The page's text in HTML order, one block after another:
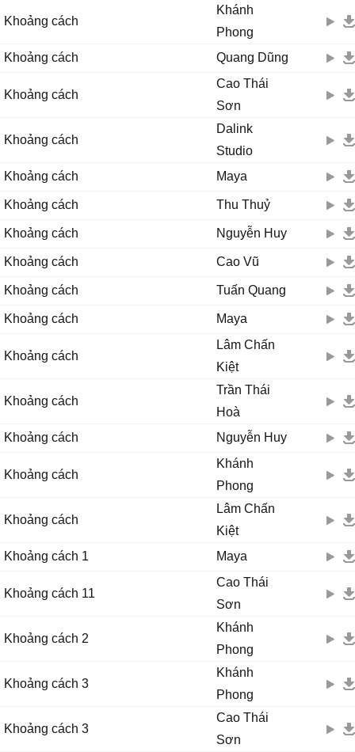
Khoảng cách
Khánh
Phong
Khoảng cách
Quang Dũng
Khoảng cách
Cao Thái
Sơn
Khoảng cách
Dalink
Studio
Khoảng cách
Maya
Khoảng cách Thu Thuỷ
Khoảng cách Nguyễn Huy
Khoảng cách Cao Vũ
Khoảng cách Tuấn Quang
Khoảng cách Maya
Khoảng cách
Lâm Chấn
Kiệt
Khoảng cách
Trần Thái
Hoà
Khoảng cách
Nguyễn Huy
Khoảng cách
Khánh
Phong
Khoảng cách
Lâm Chấn
Kiệt
Khoảng cách 1
Maya
Khoảng cách 11
Cao Thái
Sơn
Khoảng cách 2
Khánh
Phong
Khoảng cách 3
Khánh
Phong
Khoảng cách 3
Cao Thái
Sơn